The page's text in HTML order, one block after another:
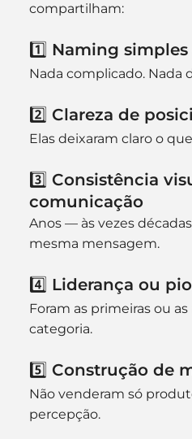
compartilham:
1️⃣ Naming
Nada complicado. Nada
2️⃣ Clareza de
Elas deixaram claro o
3️⃣ Consistência
comunicação
Anos — às vezes
mesma mensagem.
4️⃣ Liderança ou
Foram as primeiras ou
categoria.
5️⃣ Construção de
Não venderam só
percepção.